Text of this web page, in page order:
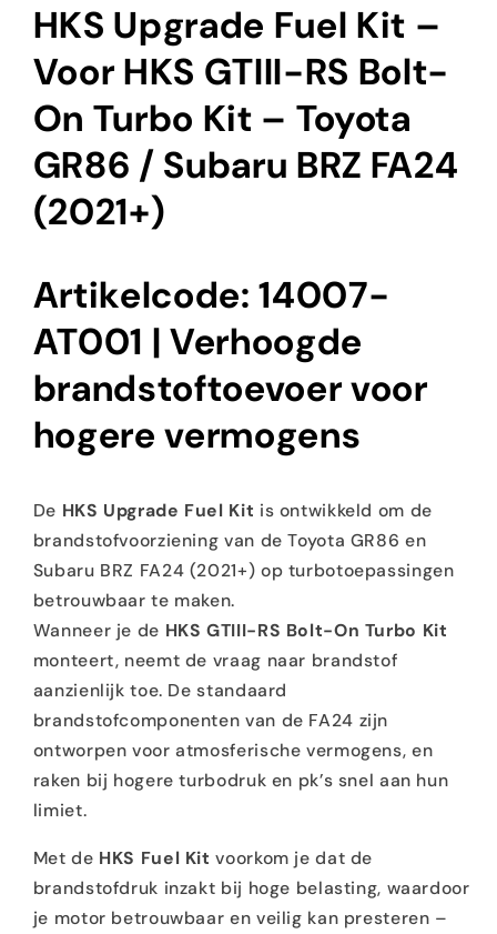
Subaru
BRZ
FA24
(2021+)
Subaru
BRZ
FA24
(2021+)
HKS Upgrade Fuel Kit –
Voor HKS GTIII-RS Bolt-
On Turbo Kit – Toyota
GR86 / Subaru BRZ FA24
(2021+)
Artikelcode: 14007-
AT001 | Verhoogde
brandstoftoevoer voor
hogere vermogens
De HKS Upgrade Fuel Kit is ontwikkeld om de
brandstofvoorziening van de Toyota GR86 en
Subaru BRZ FA24 (2021+) op turbotoepassingen
betrouwbaar te maken.
Wanneer je de HKS GTIII-RS Bolt-On Turbo Kit
monteert, neemt de vraag naar brandstof
aanzienlijk toe. De standaard
brandstofcomponenten van de FA24 zijn
ontworpen voor atmosferische vermogens, en
raken bij hogere turbodruk en pk’s snel aan hun
limiet.
Met de HKS Fuel Kit voorkom je dat de
brandstofdruk inzakt bij hoge belasting, waardoor
je motor betrouwbaar en veilig kan presteren –